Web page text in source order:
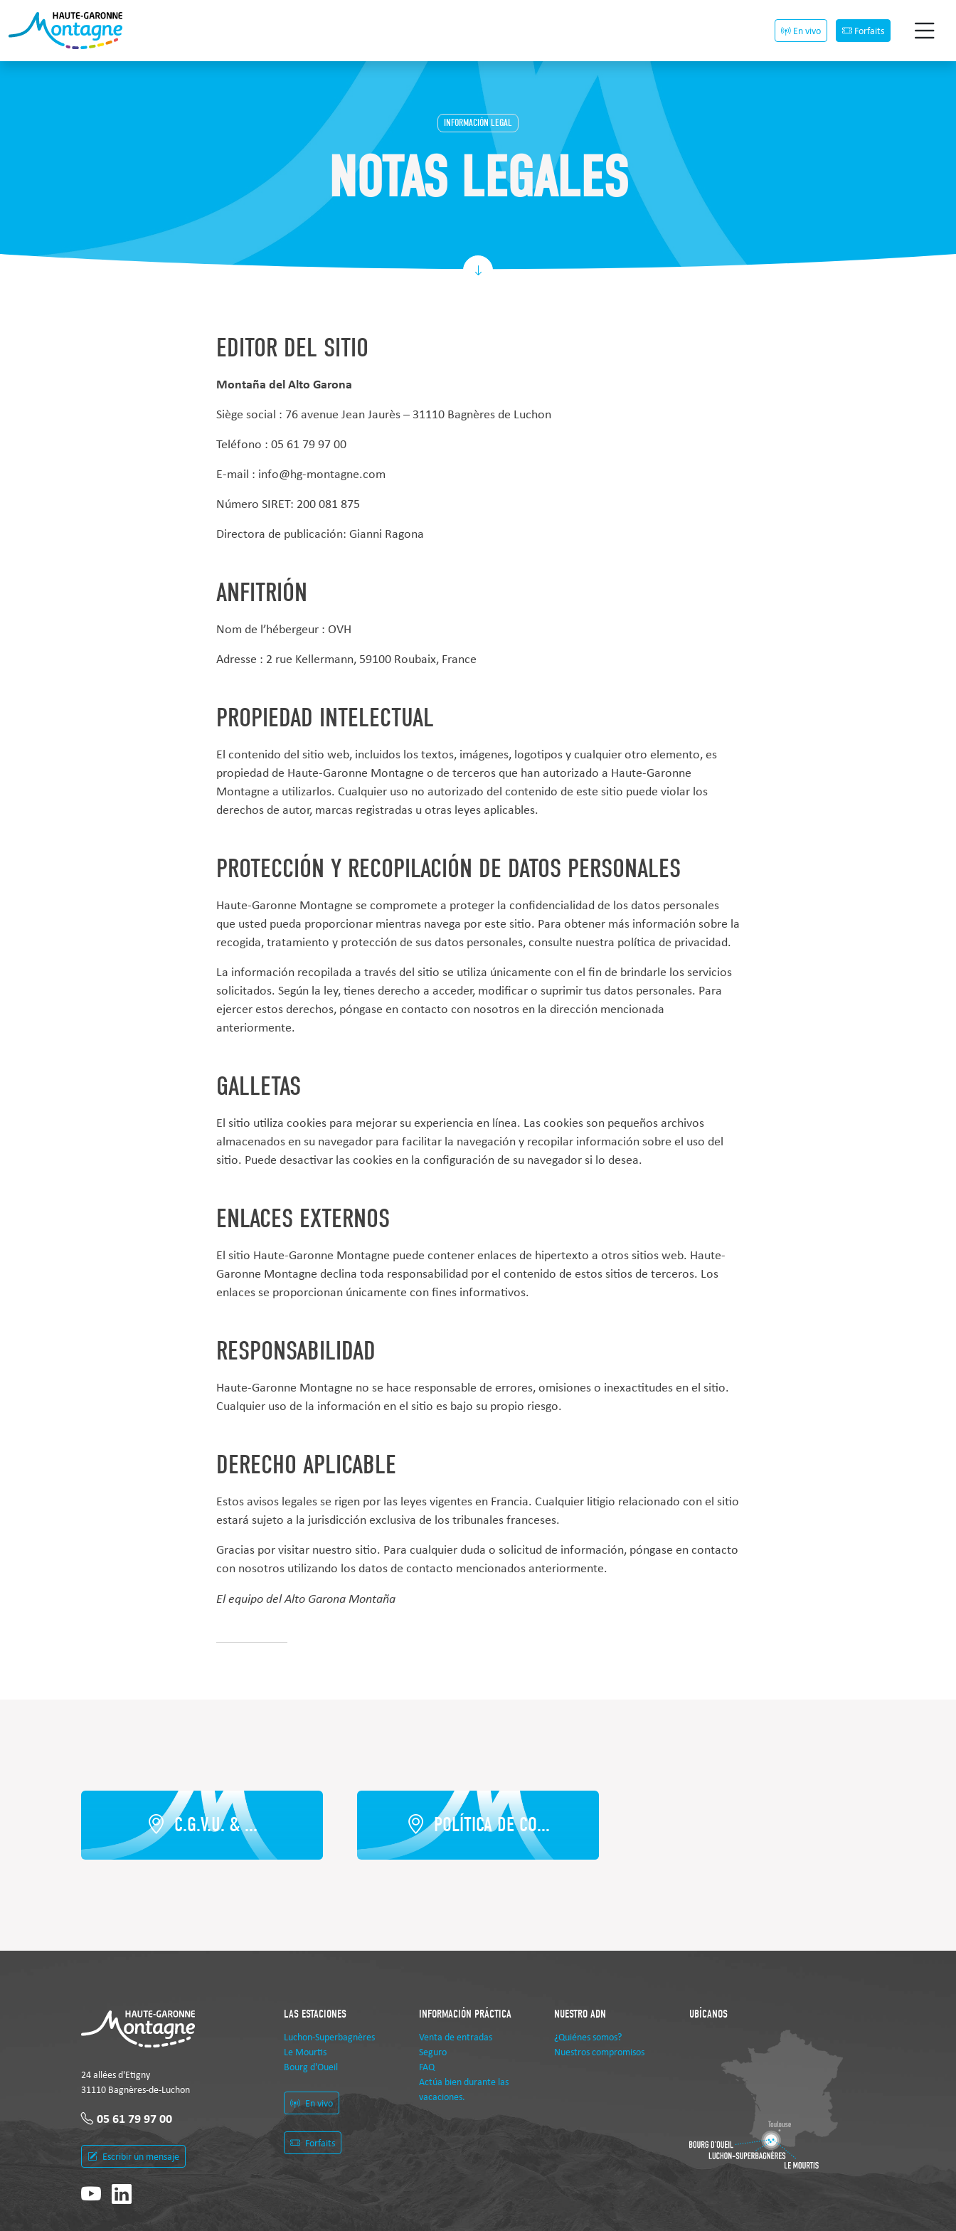
En vivo Forfaits
INFORMACIÓN LEGAL
NOTAS LEGALES
EDITOR DEL SITIO
Montaña del Alto Garona
Siège social : 76 avenue Jean Jaurès – 31110 Bagnères de Luchon
Teléfono : 05 61 79 97 00
E-mail : info@hg-montagne.com
Número SIRET: 200 081 875
Directora de publicación: Gianni Ragona
ANFITRIÓN
Nom de l’hébergeur : OVH
Adresse : 2 rue Kellermann, 59100 Roubaix, France
PROPIEDAD INTELECTUAL
El contenido del sitio web, incluidos los textos, imágenes, logotipos y cualquier otro elemento, es
propiedad de Haute-Garonne Montagne o de terceros que han autorizado a Haute-Garonne
Montagne a utilizarlos. Cualquier uso no autorizado del contenido de este sitio puede violar los
derechos de autor, marcas registradas u otras leyes aplicables.
PROTECCIÓN Y RECOPILACIÓN DE DATOS PERSONALES
Haute-Garonne Montagne se compromete a proteger la confidencialidad de los datos personales
que usted pueda proporcionar mientras navega por este sitio. Para obtener más información sobre la
recogida, tratamiento y protección de sus datos personales, consulte nuestra política de privacidad.
La información recopilada a través del sitio se utiliza únicamente con el fin de brindarle los servicios
solicitados. Según la ley, tienes derecho a acceder, modificar o suprimir tus datos personales. Para
ejercer estos derechos, póngase en contacto con nosotros en la dirección mencionada
anteriormente.
GALLETAS
El sitio utiliza cookies para mejorar su experiencia en línea. Las cookies son pequeños archivos
almacenados en su navegador para facilitar la navegación y recopilar información sobre el uso del
sitio. Puede desactivar las cookies en la configuración de su navegador si lo desea.
ENLACES EXTERNOS
El sitio Haute-Garonne Montagne puede contener enlaces de hipertexto a otros sitios web. Haute-
Garonne Montagne declina toda responsabilidad por el contenido de estos sitios de terceros. Los
enlaces se proporcionan únicamente con fines informativos.
RESPONSABILIDAD
Haute-Garonne Montagne no se hace responsable de errores, omisiones o inexactitudes en el sitio.
Cualquier uso de la información en el sitio es bajo su propio riesgo.
DERECHO APLICABLE
Estos avisos legales se rigen por las leyes vigentes en Francia. Cualquier litigio relacionado con el sitio
estará sujeto a la jurisdicción exclusiva de los tribunales franceses.
Gracias por visitar nuestro sitio. Para cualquier duda o solicitud de información, póngase en contacto
con nosotros utilizando los datos de contacto mencionados anteriormente.
El equipo del Alto Garona Montaña
C.G.V.U. & ... POLÍTICA DE CO...
24 allées d'Etigny
31110 Bagnères-de-Luchon
05 61 79 97 00
Escribir un mensaje
LAS ESTACIONES
Luchon-Superbagnères
Le Mourtis
Bourg d'Oueil
En vivo
Forfaits
INFORMACIÓN PRÁCTICA
Venta de entradas
Seguro
FAQ
Actúa bien durante las
vacaciones.
NUESTRO ADN
¿Quiénes somos?
Nuestros compromisos
UBÍCANOS